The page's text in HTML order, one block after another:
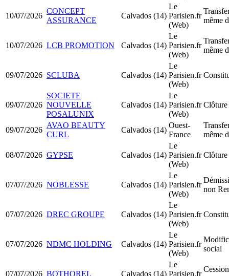
10/07/2026
CONCEPT
ASSURANCE
Calvados (14)
Le
Parisien.fr
(Web)
même
10/07/2026 LCB PROMOTION Calvados (14)
Le
Parisien.fr
(Web)
même
09/07/2026 SCLUBA Calvados (14)
Le
Parisien.fr
(Web)
09/07/2026
SOCIETE
NOUVELLE
POSALUNIX
Calvados (14)
Le
Parisien.fr
(Web)
09/07/2026
AVAO BEAUTY
CURL
Calvados (14)
Ouest-
France
même
08/07/2026 GYPSE Calvados (14)
Le
Parisien.fr
(Web)
07/07/2026 NOBLESSE Calvados (14)
Le
Parisien.fr
(Web)
non
07/07/2026 DREC GROUPE Calvados (14)
Le
Parisien.fr
(Web)
07/07/2026 NDMC HOLDING Calvados (14)
Le
Parisien.fr
(Web)
social
07/07/2026 BOTHOREL Calvados (14)
Le
Parisien.fr